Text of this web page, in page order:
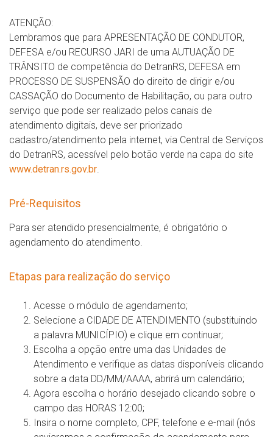
ATENÇÃO:
Lembramos que para APRESENTAÇÃO DE CONDUTOR,
DEFESA e/ou RECURSO JARI de uma AUTUAÇÃO DE
TRÂNSITO de competência do DetranRS, DEFESA em
PROCESSO DE SUSPENSÃO do direito de dirigir e/ou
CASSAÇÃO do Documento de Habilitação, ou para outro
serviço que pode ser realizado pelos canais de
atendimento digitais, deve ser priorizado
cadastro/atendimento pela internet, via Central de Serviços
do DetranRS, acessível pelo botão verde na capa do site
www.detran.rs.gov.br.
Pré-Requisitos
Para ser atendido presencialmente, é obrigatório o
agendamento do atendimento.
Etapas para realização do serviço
Acesse o módulo de agendamento;
Selecione a CIDADE DE ATENDIMENTO (substituindo
a palavra MUNICÍPIO) e clique em continuar;
Escolha a opção entre uma das Unidades de
Atendimento e verifique as datas disponíveis clicando
sobre a data DD/MM/AAAA, abrirá um calendário;
Agora escolha o horário desejado clicando sobre o
campo das HORAS 12:00;
Insira o nome completo, CPF, telefone e e-mail (nós